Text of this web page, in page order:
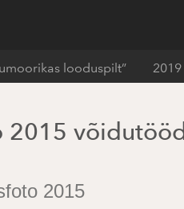
looduspilt” 2019
2015 võidutööd
2015